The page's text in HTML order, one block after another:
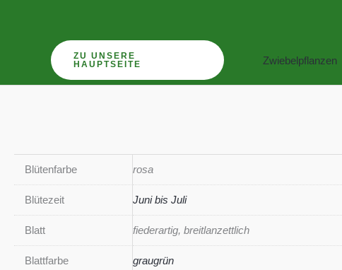
ZU UNSERE
HAUPTSEITE
Zwiebelpflanzen
Blütenfarbe rosa
Blütezeit Juni bis Juli
Blatt fiederartig, breitlanzettlich
Blattfarbe graugrün